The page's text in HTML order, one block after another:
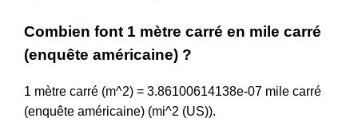
Combien font 1 mètre carré en mile carré
(enquête américaine) ?
1 mètre carré (m^2) = 3.86100614138e-07 mile carré
(enquête américaine) (mi^2 (US)).